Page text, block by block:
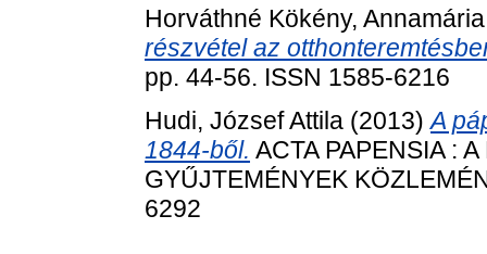
Horváthné Kökény,
részvétel az
pp. 44-56. ISSN 1585-6216
Hudi, József Attila (2013)A
1844-ből. ACTA PAPENSIA :
GYŰJTEMÉNYEK
6292